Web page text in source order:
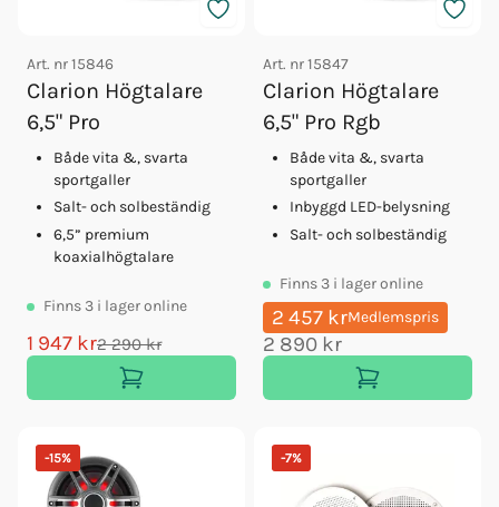
Art. nr15846
Clarion Högtalare
6,5" Pro
Både vita &, svarta
sportgaller
Salt- och solbeständig
6,5” premium
koaxialhögtalare
Finns 3 i lager online
1 947 kr2 290 kr
Art. nr15847
Clarion Högtalare
6,5" Pro Rgb
Både vita &, svarta
sportgaller
Inbyggd LED-belysning
Salt- och solbeständig
Finns 3 i lager online
2 457 krMedlemspris
2 890 kr
-15% -7%